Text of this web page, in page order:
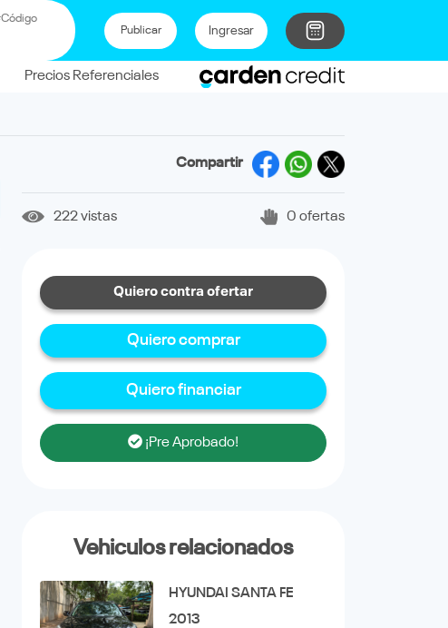
Publicar Ingresar
Precios Referenciales
Compartir
222 vistas 0 ofertas
Quiero contra ofertar
Quiero comprar
Quiero financiar
¡Pre Aprobado!
Vehiculos relacionados
HYUNDAI SANTA FE
2013